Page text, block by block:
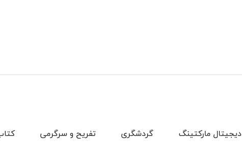
تفریح و سرگرمی گردشگری دیجیتال مارکتینگ